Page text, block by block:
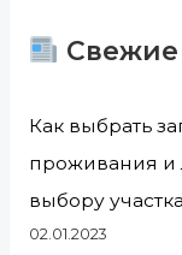
Свежие
Как выбрать
проживания и
выбору
02.01.2023